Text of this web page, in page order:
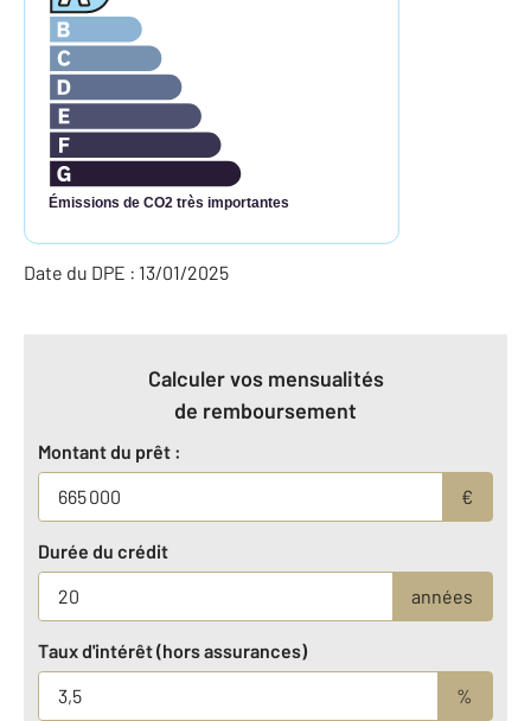
Émissions de CO2 très importantes
Date du DPE : 13/01/2025
Calculer vos mensualités
de remboursement
Montant du prêt :
€
Durée du crédit
années
Taux d'intérêt (hors assurances)
%